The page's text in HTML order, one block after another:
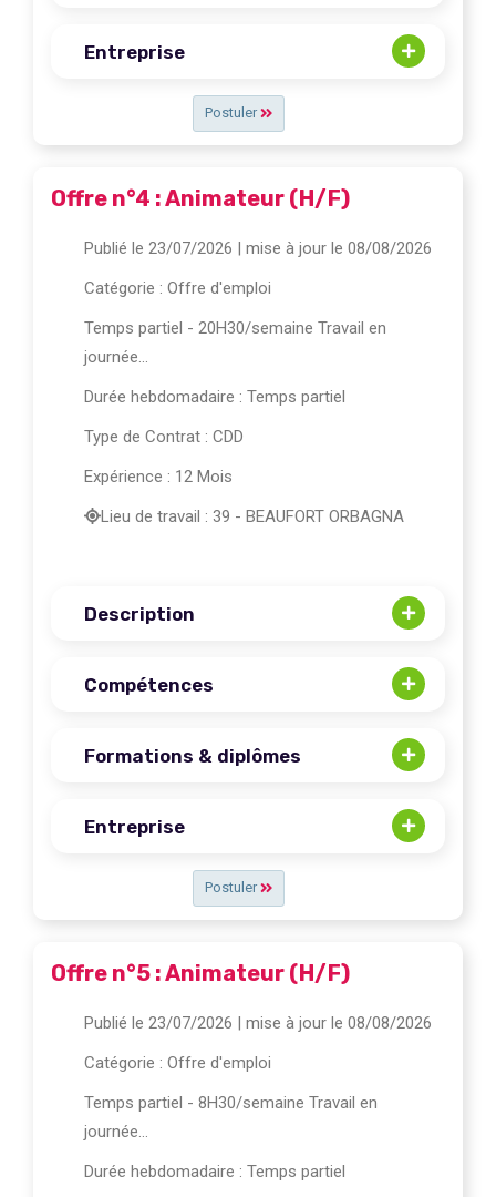
Postuler
Entreprise
Offre n°4 : Animateur (H/F)
Postuler
Publié le 23/07/2026 | mise à jour le 08/08/2026
Catégorie : Offre d'emploi
Temps partiel - 20H30/semaine Travail en
journée...
Durée hebdomadaire : Temps partiel
Type de Contrat : CDD
Expérience : 12 Mois
Lieu de travail : 39 - BEAUFORT ORBAGNA
Description
Compétences
Formations & diplômes
Entreprise
Offre n°5 : Animateur (H/F)
Publié le 23/07/2026 | mise à jour le 08/08/2026
Catégorie : Offre d'emploi
Temps partiel - 8H30/semaine Travail en
journée...
Durée hebdomadaire : Temps partiel